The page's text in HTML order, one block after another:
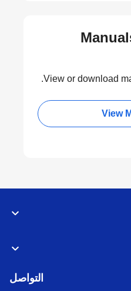
View or download
View
التواصل